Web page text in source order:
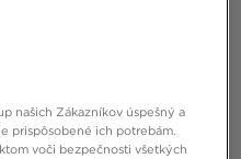
našich Zákazníkov úspešný a
prispôsobené ich potrebám.
voči bezpečnosti všetkých